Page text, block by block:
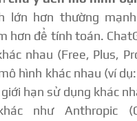
lớn hơn thường
hơn để tính toán.
nhau (Free, Plus,
hình khác nhau (ví
hạn sử dụng khác
như Anthropic